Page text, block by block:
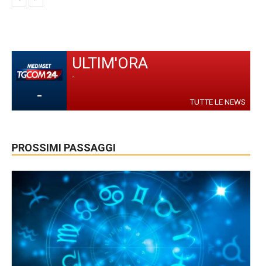
-
ULTIM'ORA
-
TUTTE LE NEWS
PROSSIMI PASSAGGI